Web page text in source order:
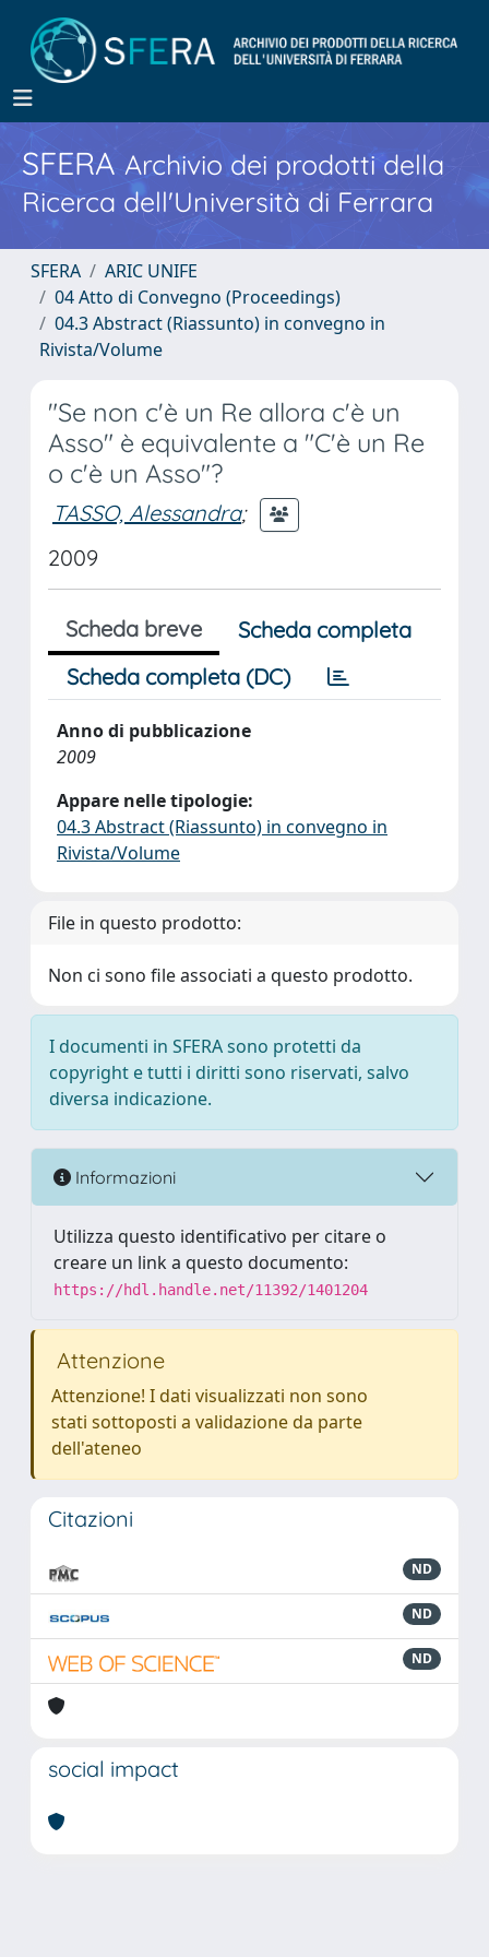
SFERA Archivio dei prodotti della
Ricerca dell'Università di Ferrara
SFERA
ARIC UNIFE
04 Atto di Convegno (Proceedings)
04.3 Abstract (Riassunto) in convegno in
Rivista/Volume
"Se non c'è un Re allora c'è un
Asso" è equivalente a "C'è un Re
o c'è un Asso"?
TASSO, Alessandra;
2009
Scheda breve
Scheda completa
Scheda completa (DC)
Anno di pubblicazione
2009
Appare nelle tipologie:
04.3 Abstract (Riassunto) in convegno in
Rivista/Volume
File in questo prodotto:
Non ci sono file associati a questo prodotto.
I documenti in SFERA sono protetti da
copyright e tutti i diritti sono riservati, salvo
diversa indicazione.
Informazioni
Utilizza questo identificativo per citare o
creare un link a questo documento:
https://hdl.handle.net/11392/1401204
Attenzione
Attenzione! I dati visualizzati non sono
stati sottoposti a validazione da parte
dell'ateneo
Citazioni
ND
ND
ND
social impact